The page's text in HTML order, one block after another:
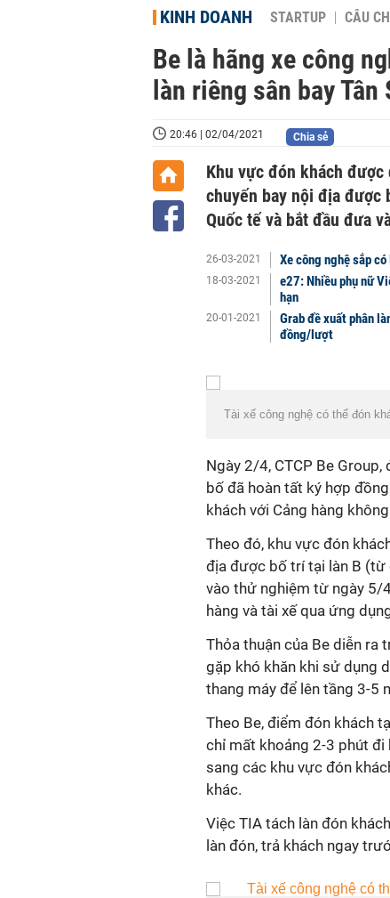
KINH DOANH STARTUP CÂU
Be là hãng xe công
làn riêng sân bay Tân
20:46 | 02/04/2021 Chia sẻ
Khu vực đón khách được
chuyến bay nội địa được
Quốc tế và bắt đầu đưa
26-03-2021 Xe công nghệ sắp
18-03-2021
e27: Nhiều phụ nữ
hạn
20-01-2021
Grab đề xuất phân
đồng/lượt
Tài xế công nghệ có thể đón
Ngày 2/4, CTCP Be
bố đã hoàn tất ký hợp
khách với Cảng hàng
Theo đó, khu vực đón
địa được bố trí tại làn B (từ
vào thử nghiệm từ ngày 5/
hàng và tài xế qua ứng
Thỏa thuận của Be diễn ra
gặp khó khăn khi sử dụng
thang máy để lên tầng 3-5
Theo Be, điểm đón khách
chỉ mất khoảng 2-3 phút đi
sang các khu vực đón
khác.
Việc TIA tách làn đón
làn đón, trả khách ngay